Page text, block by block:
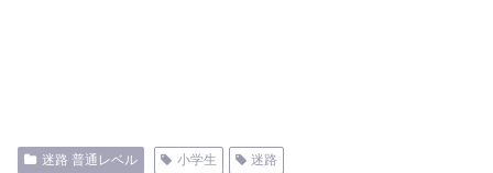
迷路 普通レベル 小学生 迷路